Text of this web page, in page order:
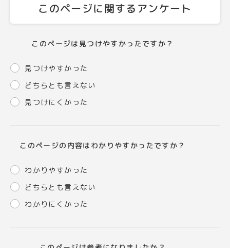
このページに関するアンケート
このページは見つけやすかったですか？
見つけやすかった
どちらとも言えない
見つけにくかった
このページの内容はわかりやすかったですか？
わかりやすかった
どちらとも言えない
わかりにくかった